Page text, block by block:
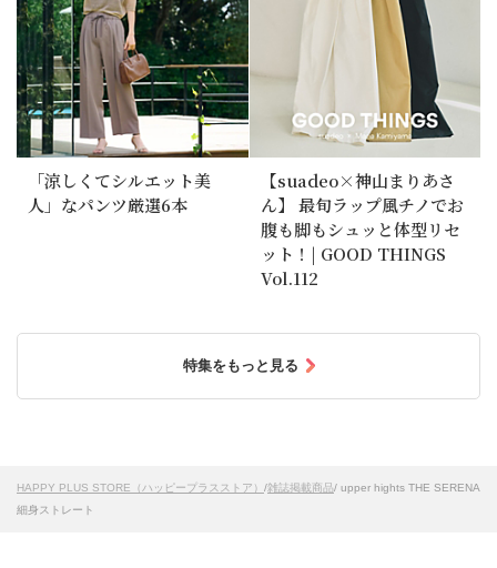
「涼しくてシルエット美
人」なパンツ厳選6本
【suadeo×神山まりあさ
ん】 最旬ラップ風チノでお
腹も脚もシュッと体型リセ
ット！| GOOD THINGS
Vol.112
特集をもっと見る
HAPPY PLUS STORE（ハッピープラスストア） /雑誌掲載商品/ upper hights THE SERENA
細身ストレート